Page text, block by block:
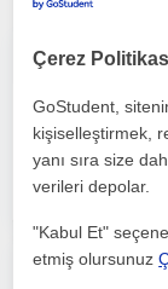
Çerez
GoStudent,
kişiselleştirmek,
yanı sıra size
verileri depolar.
"Kabul Et"
etmiş olursunuz